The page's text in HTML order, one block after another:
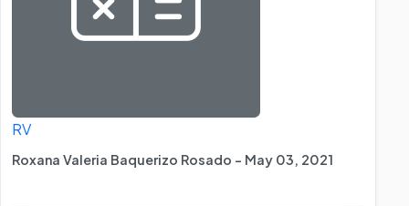
RV
Roxana Valeria Baquerizo Rosado - May 03, 2021